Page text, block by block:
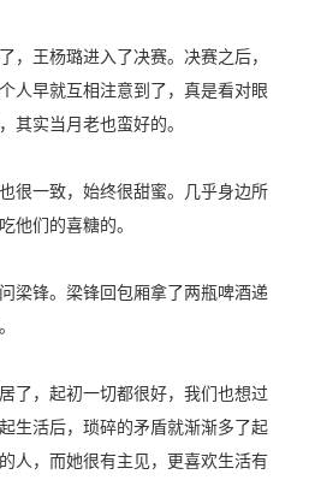
，王杨璐进入了决赛。决赛之后，
人早就互相注意到了，真是看对眼
其实当月老也蛮好的。
很一致，始终很甜蜜。几乎身边所
他们的喜糖的。
梁锋。梁锋回包厢拿了两瓶啤酒递
了，起初一切都很好，我们也想过
生活后，琐碎的矛盾就渐渐多了起
人，而她很有主见，更喜欢生活有